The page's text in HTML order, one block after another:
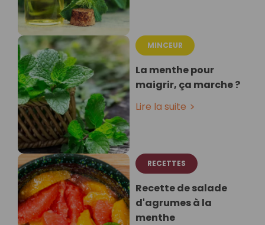
MINCEUR
La menthe pour
maigrir, ça marche ?
Lire la suite
RECETTES
Recette de salade
d'agrumes à la
menthe